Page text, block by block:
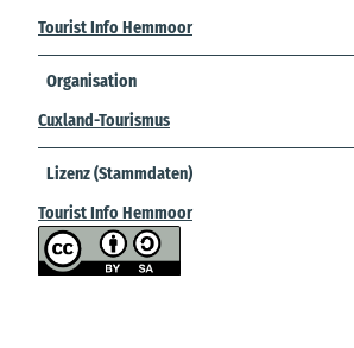
Tourist Info Hemmoor
Organisation
Cuxland-Tourismus
Lizenz (Stammdaten)
Tourist Info Hemmoor